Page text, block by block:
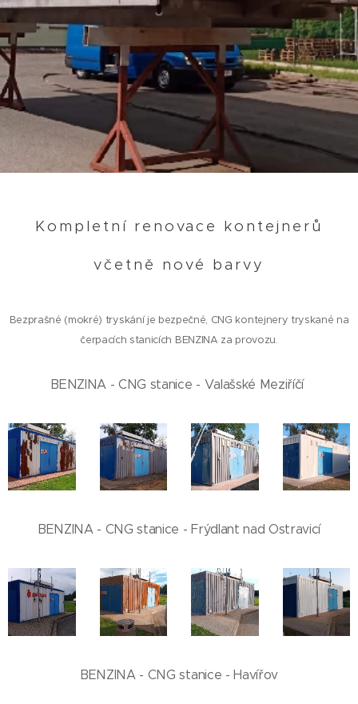
Kompletní renovace kontejnerů
včetně nové barvy
Bezprašné (mokré) tryskání je bezpečné, CNG kontejnery tryskané na
čerpacích stanicích BENZINA za provozu.
BENZINA - CNG stanice - Valašské Meziříčí
BENZINA - CNG stanice - Frýdlant nad Ostravicí
BENZINA - CNG stanice - Havířov